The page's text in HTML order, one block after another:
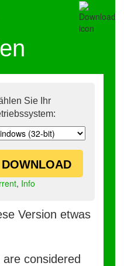
Sie Ihr
DOWNLOAD
, Info
Version etwas
considered